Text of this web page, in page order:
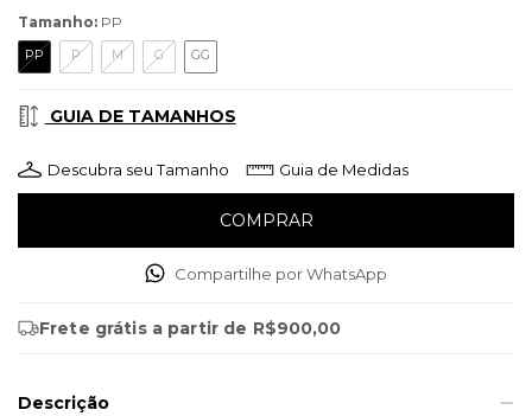
Tamanho: PP
PP P M G GG
GUIA DE TAMANHOS
Descubra seu Tamanho Guia de Medidas
Compartilhe por WhatsApp
Frete grátis a partir de R$900,00
Descrição